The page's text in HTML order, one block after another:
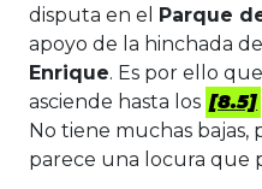
disputa en el
Parque
apoyo de la hinchada
Enrique. Es por ello
asciende hasta los [8.5]
No tiene muchas
parece una locura que